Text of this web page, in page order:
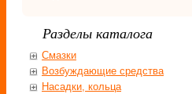
Разделы каталога
Смазки
Возбуждающие средства
Насадки, кольца